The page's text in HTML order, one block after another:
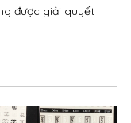
được giải quyết